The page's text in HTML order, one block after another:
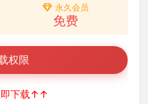
永久会员
免费
权限
即下载↑↑